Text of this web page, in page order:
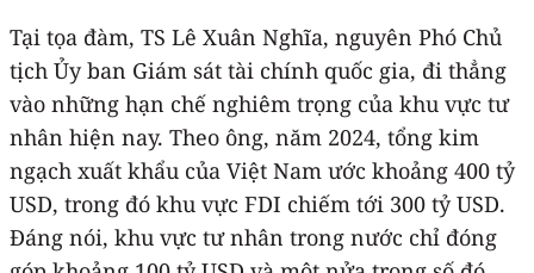
Tại tọa đàm, TS Lê Xuân Nghĩa, nguyên Phó Chủ
tịch Ủy ban Giám sát tài chính quốc gia, đi thẳng
vào những hạn chế nghiêm trọng của khu vực tư
nhân hiện nay. Theo ông, năm 2024, tổng kim
ngạch xuất khẩu của Việt Nam ước khoảng 400 tỷ
USD, trong đó khu vực FDI chiếm tới 300 tỷ USD.
Đáng nói, khu vực tư nhân trong nước chỉ đóng